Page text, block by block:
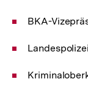
BKA-